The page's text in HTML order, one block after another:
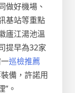
做好機場、
基站等重點
廬江湯池溫
提早為32家
巡檢推薦
備，許諾用
”。